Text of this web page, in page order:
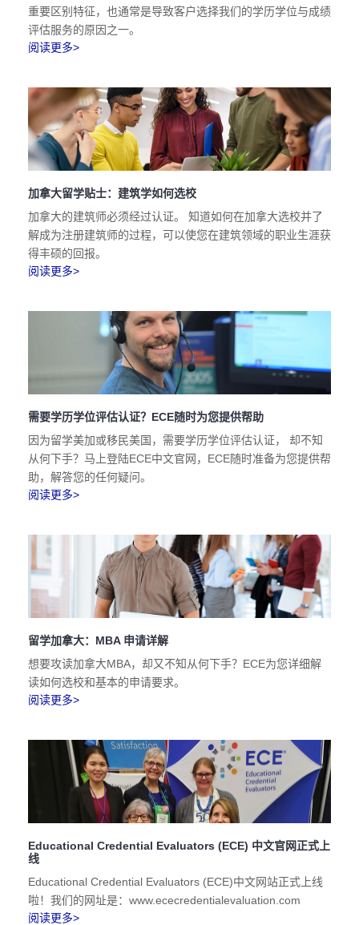
重要区别特征，也通常是导致客户选择我们的学历学位与成绩
评估服务的原因之一。
阅读更多>
加拿大留学贴士：建筑学如何选校
加拿大的建筑师必须经过认证。 知道如何在加拿大选校并了
解成为注册建筑师的过程，可以使您在建筑领域的职业生涯获
得丰硕的回报。
阅读更多>
需要学历学位评估认证？ECE随时为您提供帮助
因为留学美加或移民美国，需要学历学位评估认证， 却不知
从何下手？马上登陆ECE中文官网，ECE随时准备为您提供帮
助，解答您的任何疑问。
阅读更多>
留学加拿大：MBA 申请详解
想要攻读加拿大MBA，却又不知从何下手？ECE为您详细解
读如何选校和基本的申请要求。
阅读更多>
Educational Credential Evaluators (ECE) 中文官网正式上
线
Educational Credential Evaluators (ECE)中文网站正式上线
啦！我们的网址是：www.ececredentialevaluation.com
阅读更多>